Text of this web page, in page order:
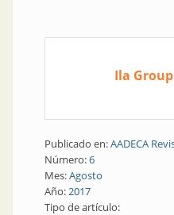
Ila Group
Publicado en:AADECA
Número:6
Mes:Agosto
Año:2017
Tipo de artículo: